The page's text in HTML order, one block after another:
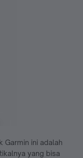
Garmin ini adalah
yang bisa